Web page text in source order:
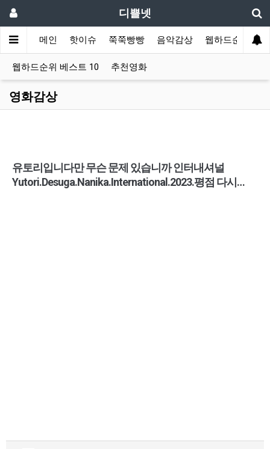
디쁠넷
메인 핫이슈 쭉쭉빵빵 음악감상 웹하드순위
웹하드순위 베스트 10 추천영화
영화감상
유토리입니다만 무슨 문제 있습니까 인터내셔널
Yutori.Desuga.Nanika.International.2023.평점 다시…